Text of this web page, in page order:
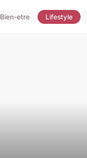
Bien-etre Lifestyle